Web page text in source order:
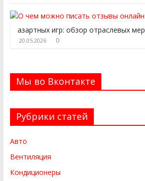
азартных игр: обзор отраслевых
20.05.2026 0
Мы во Вконтакте
Рубрики статей
Авто
Вентиляция
Кондиционеры